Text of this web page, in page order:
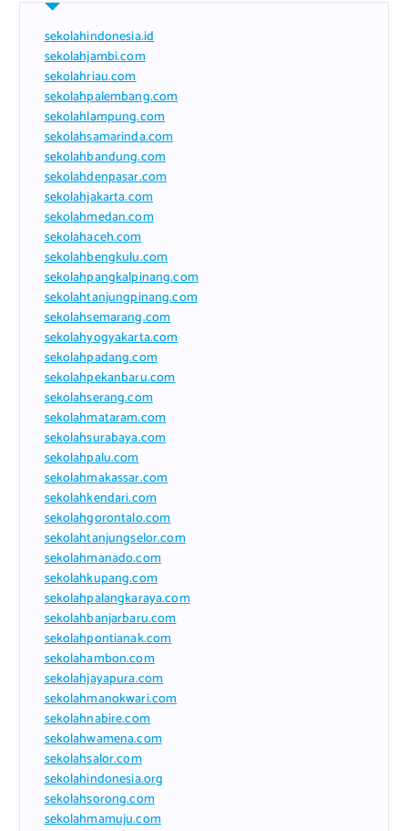
sekolahindonesia.id
sekolahjambi.com
sekolahriau.com
sekolahpalembang.com
sekolahlampung.com
sekolahsamarinda.com
sekolahbandung.com
sekolahdenpasar.com
sekolahjakarta.com
sekolahmedan.com
sekolahaceh.com
sekolahbengkulu.com
sekolahpangkalpinang.com
sekolahtanjungpinang.com
sekolahsemarang.com
sekolahyogyakarta.com
sekolahpadang.com
sekolahpekanbaru.com
sekolahserang.com
sekolahmataram.com
sekolahsurabaya.com
sekolahpalu.com
sekolahmakassar.com
sekolahkendari.com
sekolahgorontalo.com
sekolahtanjungselor.com
sekolahmanado.com
sekolahkupang.com
sekolahpalangkaraya.com
sekolahbanjarbaru.com
sekolahpontianak.com
sekolahambon.com
sekolahjayapura.com
sekolahmanokwari.com
sekolahnabire.com
sekolahwamena.com
sekolahsalor.com
sekolahindonesia.org
sekolahsorong.com
sekolahmamuju.com